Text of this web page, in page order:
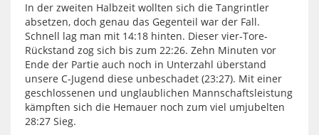
In der zweiten Halbzeit wollten sich die Tangrintler
absetzen, doch genau das Gegenteil war der Fall.
Schnell lag man mit 14:18 hinten. Dieser vier-Tore-
Rückstand zog sich bis zum 22:26. Zehn Minuten vor
Ende der Partie auch noch in Unterzahl überstand
unsere C-Jugend diese unbeschadet (23:27). Mit einer
geschlossenen und unglaublichen Mannschaftsleistung
kämpften sich die Hemauer noch zum viel umjubelten
28:27 Sieg.